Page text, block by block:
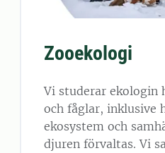
Zooekologi
Vi studerar ekologin
och fåglar, inklusive
ekosystem och
djuren förvaltas. Vi